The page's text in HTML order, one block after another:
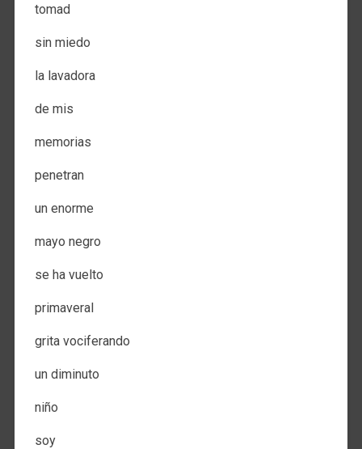
tomad
sin miedo
la lavadora
de mis
memorias
penetran
un enorme
mayo negro
se ha vuelto
primaveral
grita vociferando
un diminuto
niño
soy